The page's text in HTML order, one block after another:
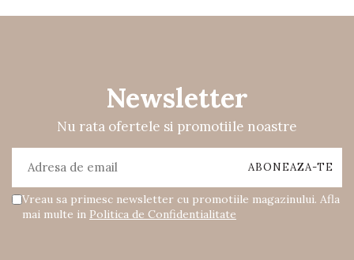
Newsletter
Nu rata ofertele si promotiile noastre
Vreau sa primesc newsletter cu promotiile magazinului. Afla
mai multe in Politica de Confidentialitate